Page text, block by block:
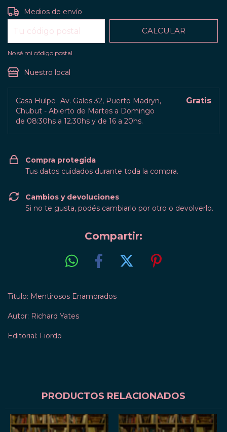
Entregas para el CP:
Medios de envío
CALCULAR
No sé mi código postal
Nuestro local
Casa Hulpe Av. Gales 32, Puerto Madryn,
Chubut - Abierto de Martes a Domingo
de 08:30hs a 12.30hs y de 16 a 20hs.
Gratis
Compra protegida
Tus datos cuidados durante toda la compra.
Cambios y devoluciones
Si no te gusta, podés cambiarlo por otro o devolverlo.
Compartir:
Titulo: Mentirosos Enamorados
Autor: Richard Yates
Editorial: Fiordo
PRODUCTOS RELACIONADOS